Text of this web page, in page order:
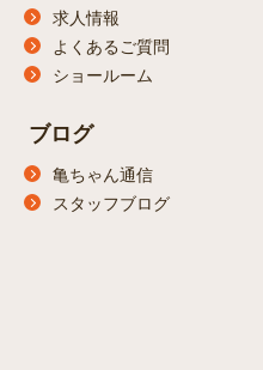
求人情報
よくあるご質問
ショールーム
ブログ
亀ちゃん通信
スタッフブログ